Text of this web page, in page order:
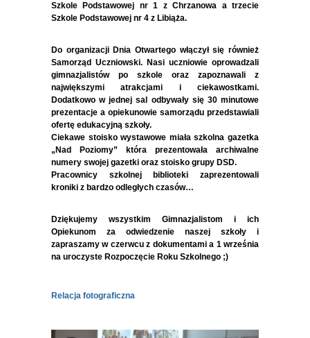
Szkole Podstawowej nr 1 z Chrzanowa a trzecie
Szkole Podstawowej nr 4 z Libiąża.
Do organizacji Dnia Otwartego włączył się również
Samorząd Uczniowski. Nasi uczniowie oprowadzali
gimnazjalistów po szkole oraz zapoznawali z
największymi atrakcjami i ciekawostkami.
Dodatkowo w jednej sal odbywały się 30 minutowe
prezentacje a opiekunowie samorządu przedstawiali
ofertę edukacyjną szkoły.
Ciekawe stoisko wystawowe miała szkolna gazetka
„Nad Poziomy” która prezentowała archiwalne
numery swojej gazetki oraz stoisko grupy DSD.
Pracownicy szkolnej biblioteki zaprezentowali
kroniki z bardzo odległych czasów…
Dziękujemy wszystkim Gimnazjalistom i ich
Opiekunom za odwiedzenie naszej szkoły i
zapraszamy w czerwcu z dokumentami a 1 września
na uroczyste Rozpoczęcie Roku Szkolnego ;)
Relacja fotograficzna